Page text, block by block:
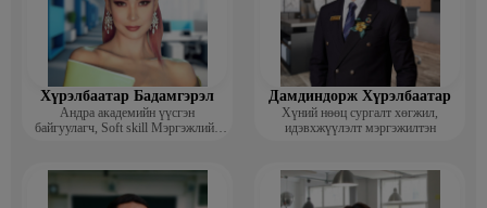
Хүрэлбаатар Бадамгэрэл
Андра академийн үүсгэн
байгуулагч, Soft skill Мэргэжлийн
Дамдиндорж Хүрэлбаатар
Хүний нөөц сургалт хөгжил,
идэвхжүүлэлт мэргэжилтэн